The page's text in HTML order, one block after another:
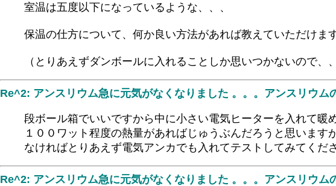
室温は五度以下になっているような、、、
保温の仕方について、何か良い方法があれば教えていただけま
（とりあえずダンボールに入れることしか思いつかないので、、
Re^2: アンスリウム急に元気がなくなりました 。。。アンスリウム
段ボール箱でいいですから中に小さい電気ヒーターを入れて暖
１００ワット程度の熱量があればじゅうぶんだろうと思いま
なければとりあえず電気アンカでも入れてテストしてみてくださ
Re^2: アンスリウム急に元気がなくなりました 。。。アンスリウム